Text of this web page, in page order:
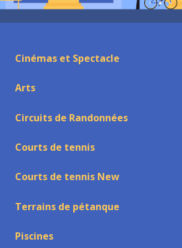
Cinémas et Spectacle
Arts
Circuits de Randonnées
Courts de tennis
Courts de tennis New
Terrains de pétanque
Piscines